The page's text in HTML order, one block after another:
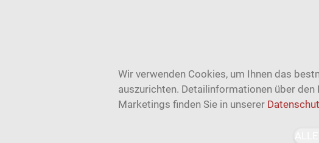
Wir verwenden Cookies, um Ihnen das
auszurichten. Detailinformationen über
Marketings finden Sie in unserer